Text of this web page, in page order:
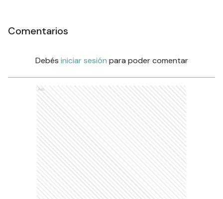
Comentarios
Debés iniciar sesión para poder comentar
Ads